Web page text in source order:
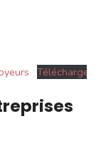
Télécharger